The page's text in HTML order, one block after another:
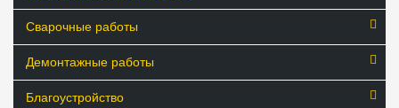
Сварочные работы
Демонтажные работы
Благоустройство